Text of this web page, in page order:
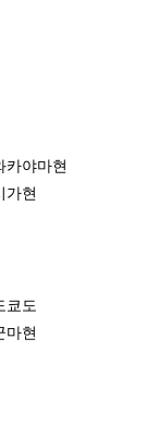
카야마현
가현
쿄도
마현